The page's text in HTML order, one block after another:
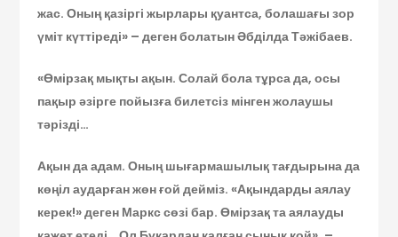
жас. Оның қазіргі жырлары қуантса, болашағы зор
үміт күттіреді» – деген болатын Әбділда Тәжібаев.
«Өмірзақ мықты ақын. Солай бола тұрса да, осы
пақыр әзірге пойызға билетсіз мінген жолаушы
тәрізді…
Ақын да адам. Оның шығармашылық тағдырына да
көңіл аударған жөн ғой дейміз. «Ақындарды аялау
керек!» деген Маркс сөзі бар. Өмірзақ та аялауды